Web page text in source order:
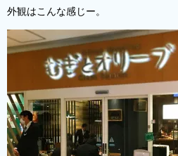
外観はこんな感じー。